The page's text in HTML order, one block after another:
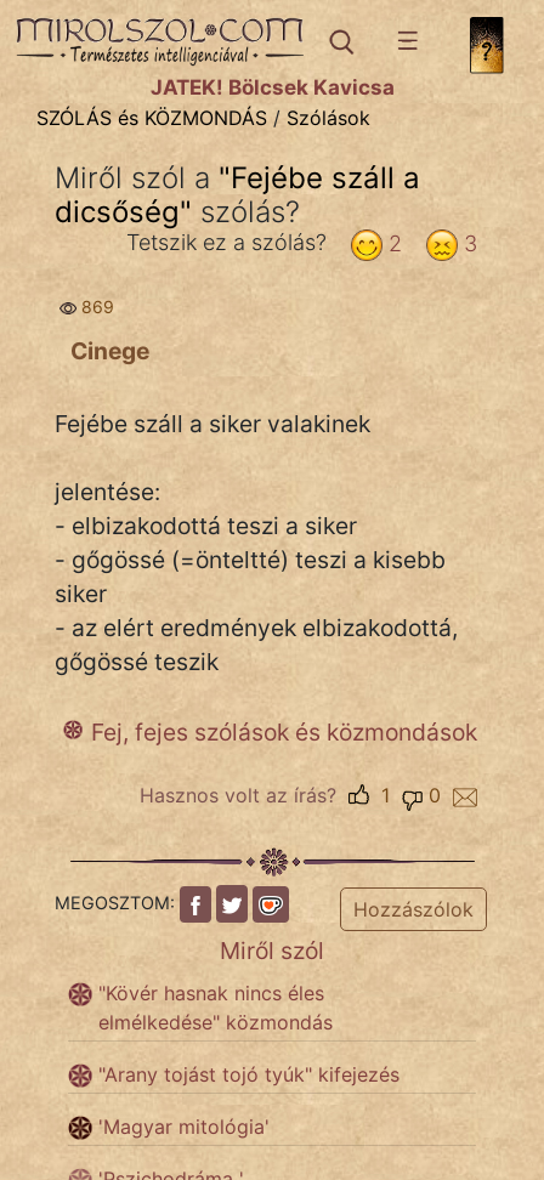
SZÓLÁS ÉS KÖZMONDÁStémák:
Bibliai
Közmondások
Szállóigék
Szóláscsoportok
Szólások
Tréfás
IRODALOM
És
KÖZMONDÁS
PSZICHO
FILM
MAGYARSÁG
És
TÖRTÉNELEM
Népszerű szerzőink:
JÁTÉK! Bölcsek Kavicsa
SZÓLÁS és KÖZMONDÁS / Szólások
Miről szól a "Fejébe száll a
dicsőség" szólás?
3
2
Tetszik ez a szólás?
869
Cinege
Fejébe száll a siker valakinek
jelentése:
- elbizakodottá teszi a siker
- gőgössé (=önteltté) teszi a kisebb
siker
- az elért eredmények elbizakodottá,
gőgössé teszik
Fej, fejes szólások és közmondások
Hasznos volt az írás? 0
1
MEGOSZTOM: Hozzászólok
Miről szól
"Kövér hasnak nincs éles
elmélkedése" közmondás
"Arany tojást tojó tyúk" kifejezés
'Magyar mitológia'